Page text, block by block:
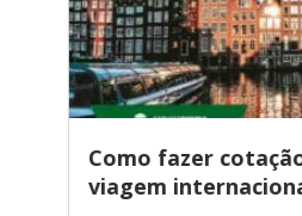
Como fazer
viagem